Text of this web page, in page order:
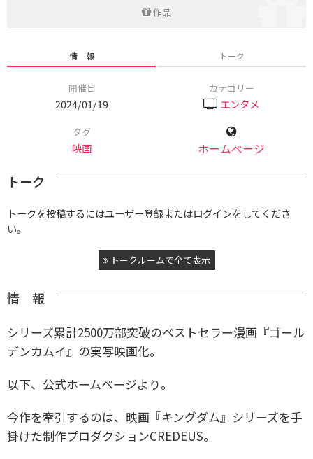
作品
情 報 トーク
開催日
2024/01/19
カテゴリー
エンタメ
タグ
映画 ホームページ
トーク
トークを投稿するにはユーザー登録またはログインをしてくださ
い。
トークルームで全て表示
情 報
シリーズ累計2500万部突破のベストセラー漫画『ゴール
デンカムイ』の実写映画化。
以下、公式ホームページより。
今作を牽引するのは、映画『キングダム』シリーズを手
掛けた制作プロダクションCREDEUS。